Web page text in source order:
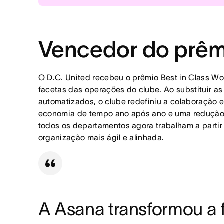
A visibilidade limitada em
Criou modelos padronizados
departamento, modernizando
Estabeleceu
eliminando a duplicação,
A entrega do projeto foi
As reuniões de status
100% da equipe da
enquanto a colaboração
Vencedor do
O D.C. United recebeu o prêmio Best in Class
facetas das operações do clube. Ao substituir
automatizados, o clube redefiniu a colaboração
economia de tempo ano após ano e uma
todos os departamentos agora trabalham a
organização mais ágil e alinhada.
A Asana transformou